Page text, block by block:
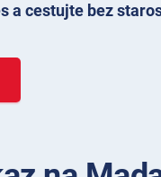
a cestujte bez